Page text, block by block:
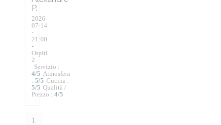
P
2026-
07-14
-
21:00
-
Ospiti
2
Servizio :
4/5 Atmosfera
: 5/5 Cucina :
5/5 Qualità /
Prezzo : 4/5
1